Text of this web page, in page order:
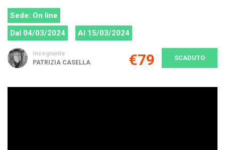
Sede: On line
Dal 04/03/2024
Al 15/03/2024
Insegnante
PATRIZIA CASELLA
€79 SCADUTO